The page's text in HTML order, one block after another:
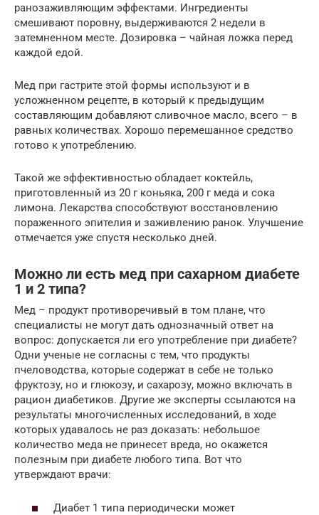
ранозаживляющим эффектами. Ингредиенты
смешивают поровну, выдерживаются 2 недели в
затемненном месте. Дозировка – чайная ложка перед
каждой едой.
Мед при гастрите этой формы используют и в
усложненном рецепте, в который к предыдущим
составляющим добавляют сливочное масло, всего – в
равных количествах. Хорошо перемешанное средство
готово к употреблению.
Такой же эффективностью обладает коктейль,
приготовленный из 20 г коньяка, 200 г меда и сока
лимона. Лекарства способствуют восстановлению
пораженного эпителия и заживлению ранок. Улучшение
отмечается уже спустя несколько дней.
Можно ли есть мед при сахарном диабете
1 и 2 типа?
Мед – продукт противоречивый в том плане, что
специалисты не могут дать однозначный ответ на
вопрос: допускается ли его употребление при диабете?
Одни ученые не согласны с тем, что продукты
пчеловодства, которые содержат в себе не только
фруктозу, но и глюкозу, и сахарозу, можно включать в
рацион диабетиков. Другие же эксперты ссылаются на
результаты многочисленных исследований, в ходе
которых удавалось не раз доказать: небольшое
количество меда не принесет вреда, но окажется
полезным при диабете любого типа. Вот что
утверждают врачи:
Диабет 1 типа периодически может